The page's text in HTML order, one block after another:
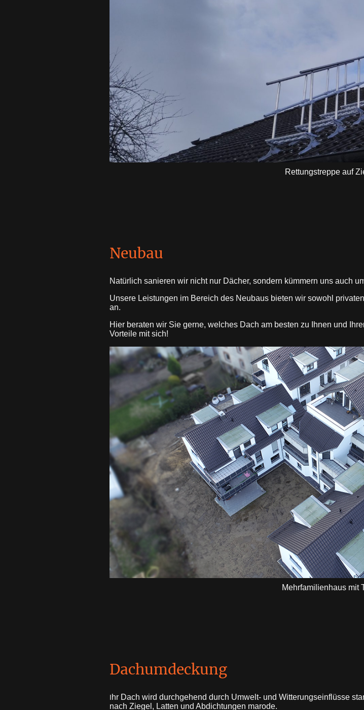
Rettungstreppe auf
Neubau
Natürlich sanieren wir nicht nur Dächer, sondern kümmern uns auch
Unsere Leistungen im Bereich des Neubaus bieten wir sowohl
an.
Hier beraten wir Sie gerne, welches Dach am besten zu Ihnen und
Vorteile mit sich!
Mehrfamilienhaus mit
Dachumdeckung
Ihr Dach wird durchgehend durch Umwelt- und Witterungseinflüsse
nach Ziegel, Latten und Abdichtungen marode.